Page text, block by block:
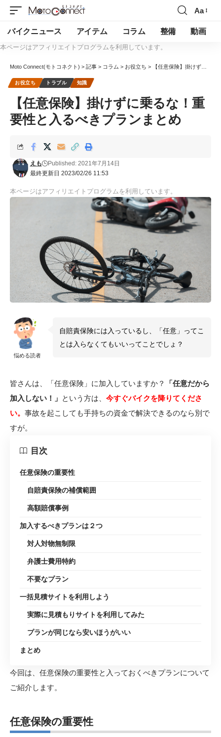
Aa
バイクニュース アイテム コラム 整備 動画
本ページはアフィリエイトプログラムを利用しています。
Moto Connect(モトコネクト) > 記事 > コラム > お役立ち > 【任意保険】掛けずに乗るな！重要性と入るべきプランまとめ
お役立ち トラブル 知識
【任意保険】掛けずに乗るな！重
要性と入るべきプランまとめ
最終更新日 2023/02/26 11:53
えも Published: 2021年7月14日
本ページはアフィリエイトプログラムを利用しています。
悩める読者
自賠責保険には入っているし、「任意」ってこ
とは入らなくてもいいってことでしょ？
皆さんは、「任意保険」に加入していますか？
「任意だから
加入しない！」 という方は、 今すぐバイクを降りてくださ
い。 事故を起こしても手持ちの資金で解決できるのなら別で
すが。
目次
任意保険の重要性
自賠責保険の補償範囲
高額賠償事例
加入するべきプランは２つ
対人対物無制限
弁護士費用特約
不要なプラン
一括見積サイトを利用しよう
実際に見積もりサイトを利用してみた
プランが同じなら安いほうがいい
まとめ
今回は、任意保険の重要性と入っておくべきプランについて
ご紹介します。
任意保険の重要性